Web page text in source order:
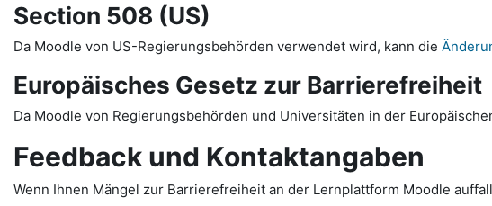
Section 508 (US)
Da Moodle von US-Regierungsbehörden verwendet wird, kann die
Europäisches Gesetz zur Barrierefreiheit
Da Moodle von Regierungsbehörden und Universitäten in der
Feedback und Kontaktangaben
Wenn Ihnen Mängel zur Barrierefreiheit an der Lernplattform Moodle